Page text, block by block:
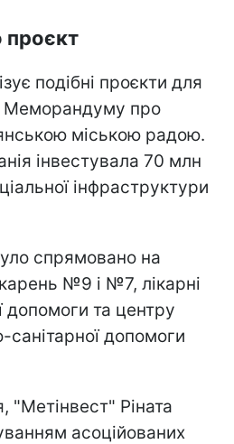
проєкт
подібні проєкти для
про
міською радою.
інвестувала 70 млн
інфраструктури
спрямовано на
№9 і №7, лікарні
допомоги та центру
допомоги
"Метінвест" Ріната
асоційованих